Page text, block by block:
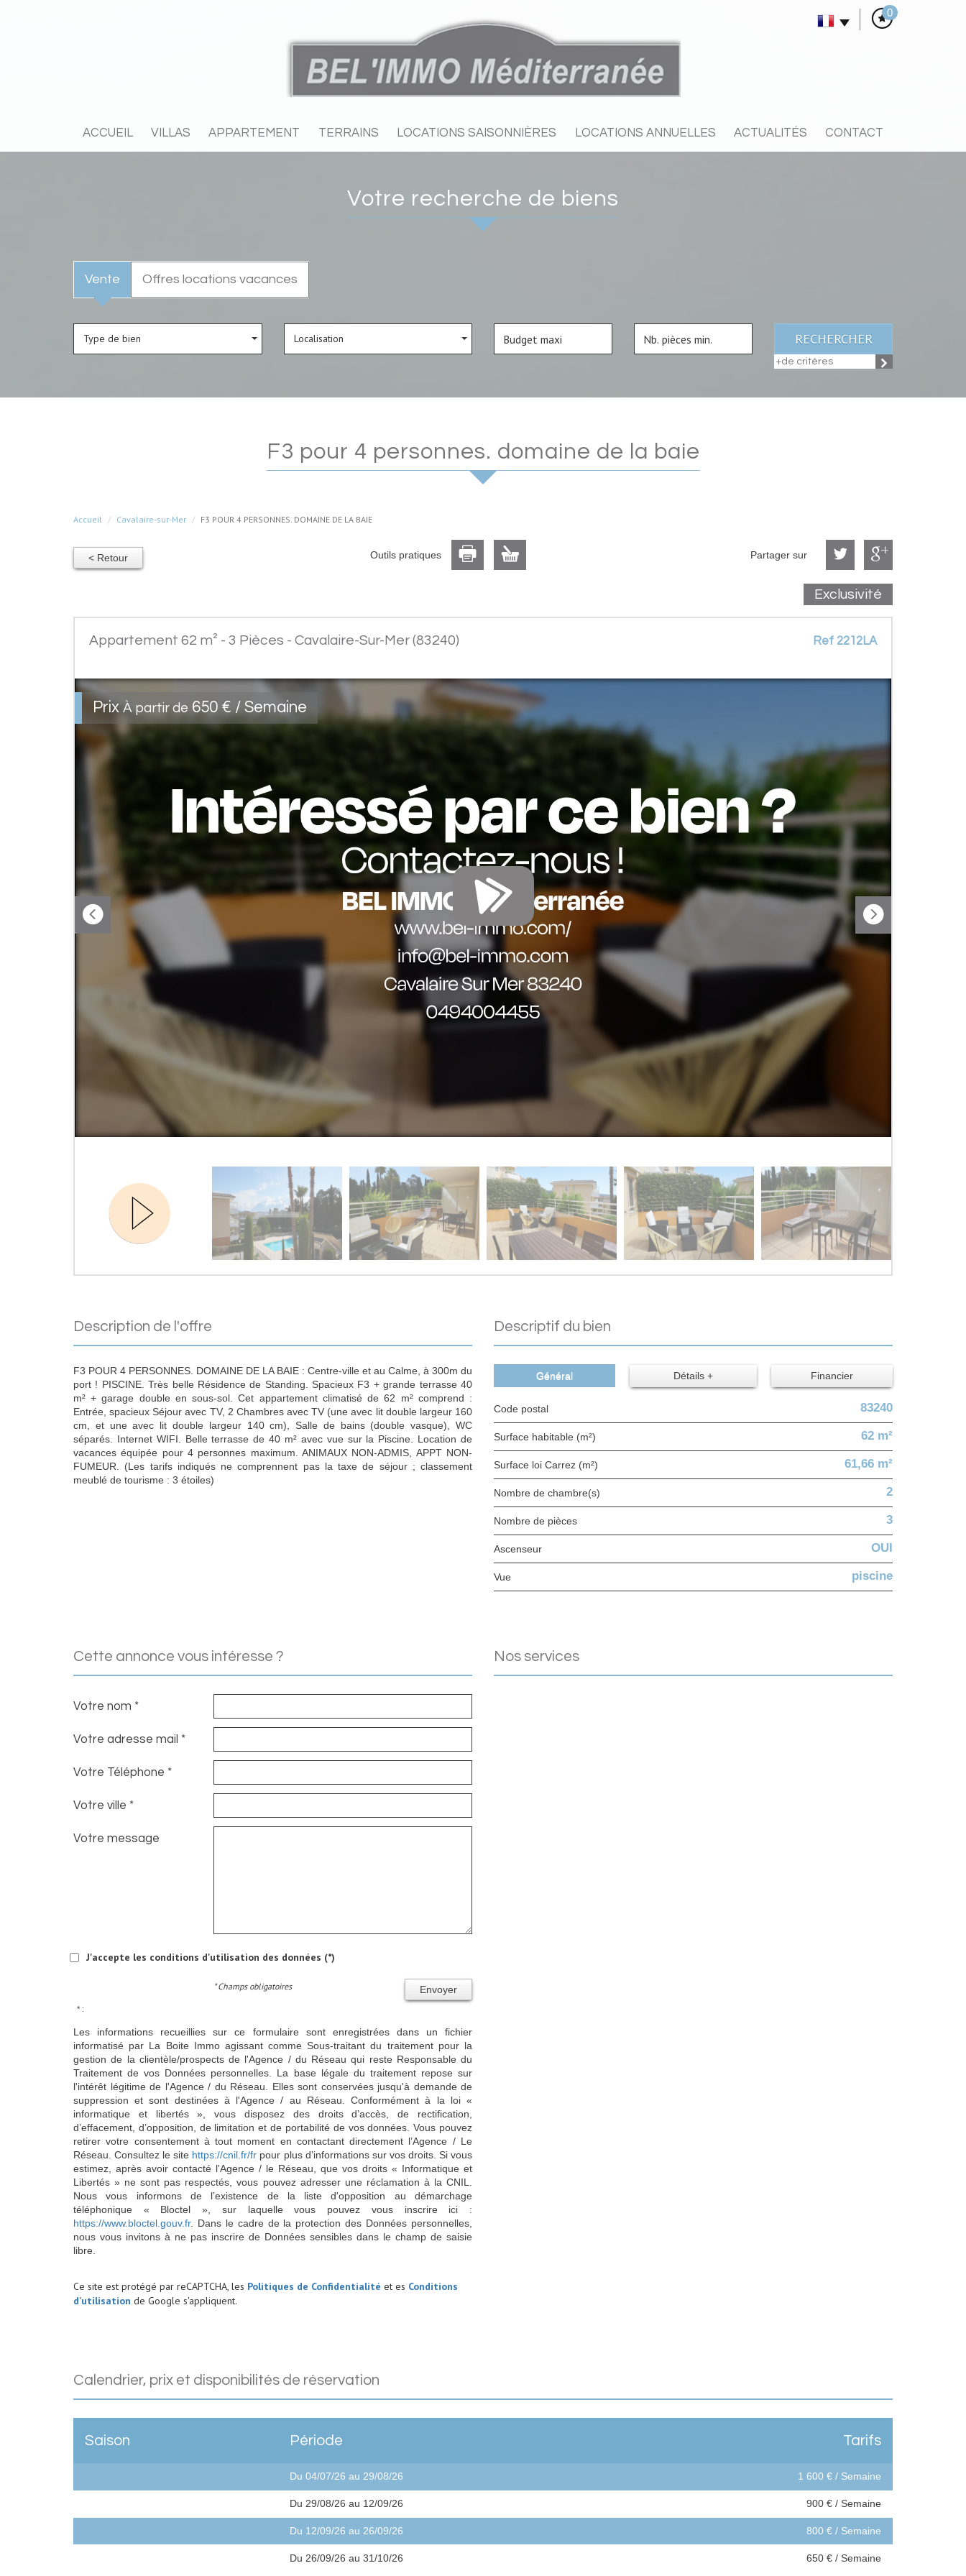
0
ACCUEIL VILLAS APPARTEMENT TERRAINS LOCATIONS SAISONNIÈRES LOCATIONS ANNUELLES ACTUALITÉS CONTACT
votre recherche de biens
Vente Offres locations vacances
Type de bien Localisation RECHERCHER
+de critères
f3 pour 4 personnes. domaine de la baie
Accueil Cavalaire-sur-Mer F3 POUR 4 PERSONNES. DOMAINE DE LA BAIE
< Retour Outils pratiques Partager sur
Exclusivité
Appartement 62 m² - 3 Pièces - Cavalaire-Sur-Mer (83240) Ref 2212LA
Prix À partir de 650 € / Semaine
description de l'offre
F3 POUR 4 PERSONNES. DOMAINE DE LA BAIE : Centre-ville et au Calme, à 300m du
port ! PISCINE. Très belle Résidence de Standing. Spacieux F3 + grande terrasse 40
m² + garage double en sous-sol. Cet appartement climatisé de 62 m² comprend :
Entrée, spacieux Séjour avec TV, 2 Chambres avec TV (une avec lit double largeur 160
cm, et une avec lit double largeur 140 cm), Salle de bains (double vasque), WC
séparés. Internet WIFI. Belle terrasse de 40 m² avec vue sur la Piscine. Location de
vacances équipée pour 4 personnes maximum. ANIMAUX NON-ADMIS, APPT NON-
FUMEUR. (Les tarifs indiqués ne comprennent pas la taxe de séjour ; classement
meublé de tourisme : 3 étoiles)
descriptif du bien
Général Détails + Financier
Code postal 83240
Surface habitable (m²) 62 m²
Surface loi Carrez (m²) 61,66 m²
Nombre de chambre(s) 2
Nombre de pièces 3
Ascenseur OUI
Vue piscine
cette annonce vous intéresse ?
Votre nom *
Votre adresse mail *
Votre Téléphone *
Votre ville *
Votre message
J'accepte les conditions d'utilisation des données (*)
Envoyer
* Champs obligatoires
* :
Les informations recueillies sur ce formulaire sont enregistrées dans un fichier
informatisé par La Boite Immo agissant comme Sous-traitant du traitement pour la
gestion de la clientèle/prospects de l'Agence / du Réseau qui reste Responsable du
Traitement de vos Données personnelles. La base légale du traitement repose sur
l'intérêt légitime de l'Agence / du Réseau. Elles sont conservées jusqu'à demande de
suppression et sont destinées à l'Agence / au Réseau. Conformément à la loi «
informatique et libertés », vous disposez des droits d’accès, de rectification,
d’effacement, d’opposition, de limitation et de portabilité de vos données. Vous pouvez
retirer votre consentement à tout moment en contactant directement l’Agence / Le
Réseau. Consultez le site https://cnil.fr/fr pour plus d’informations sur vos droits. Si vous
estimez, après avoir contacté l'Agence / le Réseau, que vos droits « Informatique et
Libertés » ne sont pas respectés, vous pouvez adresser une réclamation à la CNIL.
Nous vous informons de l’existence de la liste d'opposition au démarchage
téléphonique « Bloctel », sur laquelle vous pouvez vous inscrire ici :
https://www.bloctel.gouv.fr. Dans le cadre de la protection des Données personnelles,
nous vous invitons à ne pas inscrire de Données sensibles dans le champ de saisie
libre.
Ce site est protégé par reCAPTCHA, les Politiques de Confidentialité et es Conditions
d'utilisation de Google s'appliquent.
nos services
calendrier, prix et disponibilités de réservation
Saison Période Tarifs
Du 04/07/26 au 29/08/26 1 600 € / Semaine
Du 29/08/26 au 12/09/26 900 € / Semaine
Du 12/09/26 au 26/09/26 800 € / Semaine
Du 26/09/26 au 31/10/26 650 € / Semaine